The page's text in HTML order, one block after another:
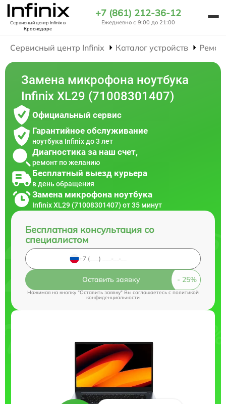
Сервисный центр Infinixв
Краснодаре
+7 (861) 212-36-12
Ежедневно с 9:00 до 21:00
Сервисный центр Infinix Каталог устройств
Замена микрофона ноутбука
Infinix XL29 (71008301407)
Официальный сервис
Гарантийное обслуживание
ноутбука Infinix до 3 лет
Диагностика за наш счет,
ремонт по желанию
Бесплатный выезд курьера
в день обращения
Замена микрофона ноутбука
Infinix XL29 (71008301407) от 35 минут
Бесплатная консультация со
специалистом
Оставить заявку
Нажимая на кнопку "Оставить заявку" Вы соглашаетесь cполитикой
конфиденциальности